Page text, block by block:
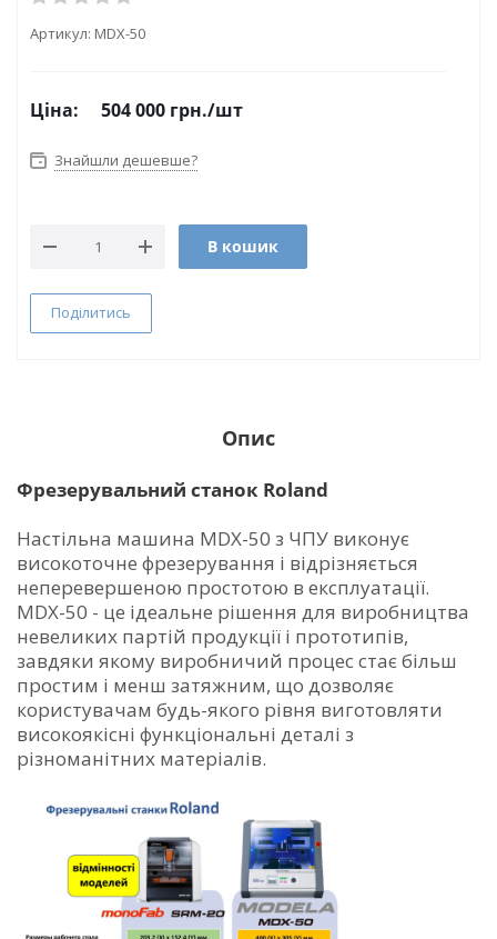
Артикул: MDX-50
Ціна: 504 000 грн./шт
Знайшли дешевше?
В кошик
Поділитись
Опис
Фрезерувальний станок Roland
Настільна машина MDX-50 з ЧПУ виконує
високоточне фрезерування і відрізняється
неперевершеною простотою в експлуатації.
MDX-50 - це ідеальне рішення для виробництва
невеликих партій продукції і прототипів,
завдяки якому виробничий процес стає більш
простим і менш затяжним, що дозволяє
користувачам будь-якого рівня виготовляти
високоякісні функціональні деталі з
різноманітних матеріалів.